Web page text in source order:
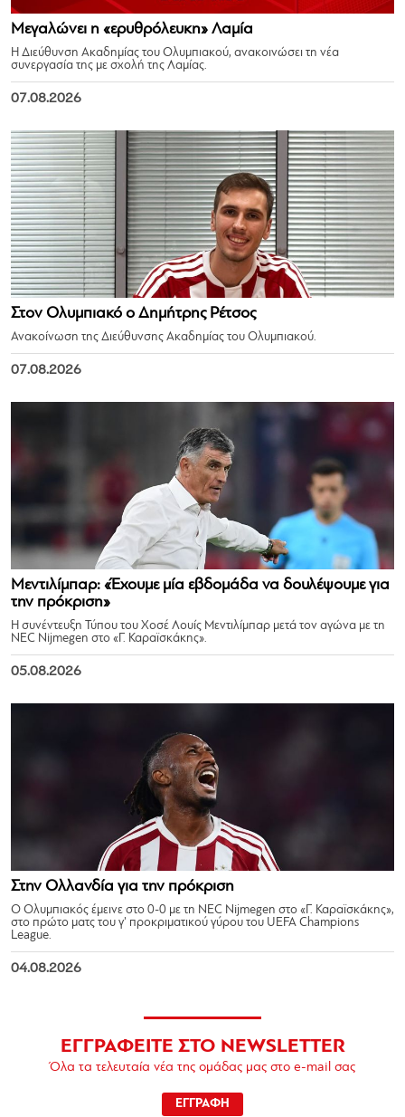
Μεγαλώνει η «ερυθρόλευκη» Λαμία
Η Διεύθυνση Ακαδημίας του Ολυμπιακού, ανακοινώσει τη νέα
συνεργασία της με σχολή της Λαμίας.
07.08.2026
Στον Ολυμπιακό ο Δημήτρης Ρέτσος
Ανακοίνωση της Διεύθυνσης Ακαδημίας του Ολυμπιακού.
07.08.2026
Μεντιλίμπαρ: «Έχουμε μία εβδομάδα να δουλέψουμε για
την πρόκριση»
Η συνέντευξη Τύπου του Χοσέ Λουίς Μεντιλίμπαρ μετά τον αγώνα με τη
NEC Nijmegen στο «Γ. Καραϊσκάκης».
05.08.2026
Στην Ολλανδία για την πρόκριση
Ο Ολυμπιακός έμεινε στο 0-0 με τη NEC Nijmegen στο «Γ. Καραϊσκάκης»,
στο πρώτο ματς του γ’ προκριματικού γύρου του UEFA Champions
League.
04.08.2026
ΕΓΓΡΑΦΕΙΤΕ ΣΤΟ NEWSLETTER
Όλα τα τελευταία νέα της ομάδας μας στο e-mail σας
ΕΓΓΡΑΦΗ